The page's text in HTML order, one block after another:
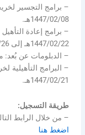
1447/02/08هـ.
– برامج إعادة
1447/02/22هـ إلى 1447/02/26هـ.
– الدبلومات عن بُعد: من 1447/02/16هـ إلى 1447/
1447/02/21هـ.
طريقة التسجيل:
– من خلال الرابط
اضغط هنا